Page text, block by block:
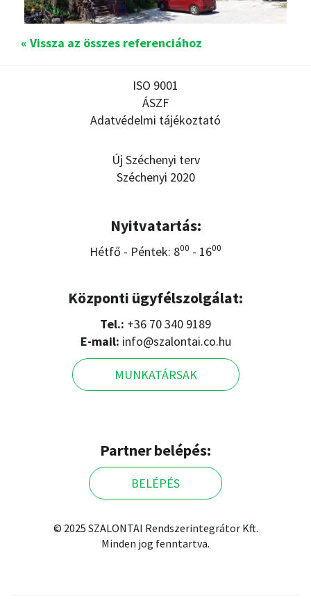
« Vissza az összes referenciához
ISO 9001
ÁSZF
Adatvédelmi tájékoztató
Új Széchenyi terv
Széchenyi 2020
Nyitvatartás:
Hétfő - Péntek: 800 - 1600
Központi ügyfélszolgálat:
Tel.: +36 70 340 9189
E-mail: info@szalontai.co.hu
MUNKATÁRSAK
Partner belépés:
BELÉPÉS
© 2025 SZALONTAI Rendszerintegrátor Kft.
Minden jog fenntartva.